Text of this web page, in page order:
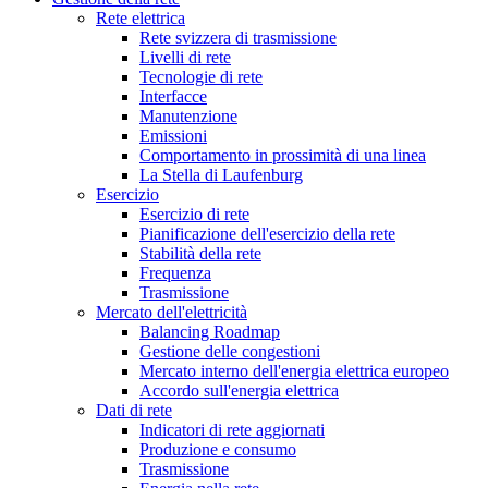
Rete elettrica
Rete svizzera di trasmissione
Livelli di rete
Tecnologie di rete
Interfacce
Manutenzione
Emissioni
Comportamento in prossimità di una linea
La Stella di Laufenburg
Esercizio
Esercizio di rete
Pianificazione dell'esercizio della rete
Stabilità della rete
Frequenza
Trasmissione
Mercato dell'elettricità
Balancing Roadmap
Gestione delle congestioni
Mercato interno dell'energia elettrica europeo
Accordo sull'energia elettrica
Dati di rete
Indicatori di rete aggiornati
Produzione e consumo
Trasmissione